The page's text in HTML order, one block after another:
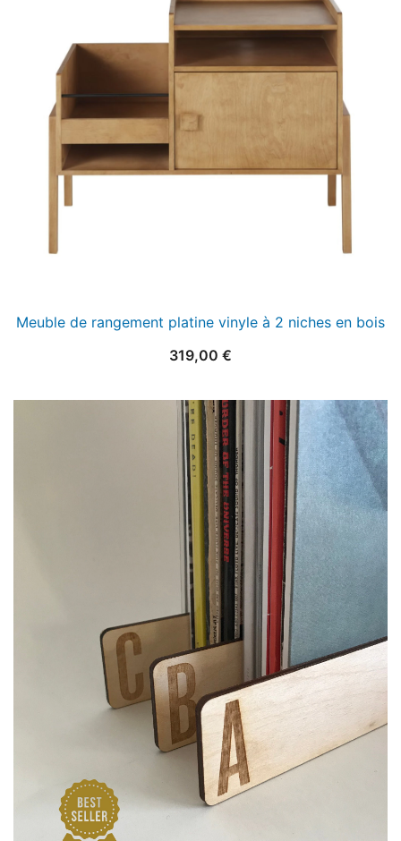
Meuble de rangement platine vinyle à 2 niches en bois
319,00 €